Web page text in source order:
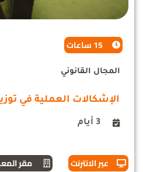
15 ساعات
المجال القانوني
الإشكالات العملية في
3 أيام
عبر الانترنت مقر